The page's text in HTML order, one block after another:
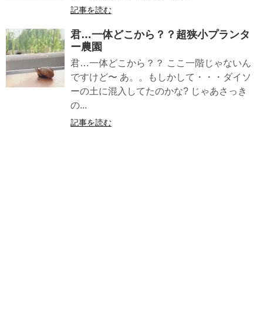
記事を読む
君…一体どこから？？超狭小プランタ
ー農園
君…一体どこから？？ ここ一階じゃないん
ですけど〜 あ。。もしかして・・・ダイソ
ーの土に混入してたのかな? じゃあさっき
の...
記事を読む